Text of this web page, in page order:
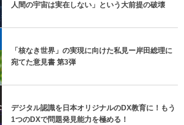
人間の宇宙は実在しない」という大前提の破壊
「核なき世界」の実現に向けた私見ー岸田総理に
宛てた意見書 第3弾
デジタル認識を日本オリジナルのDX教育に！もう
1つのDXで問題発見能力を極める！